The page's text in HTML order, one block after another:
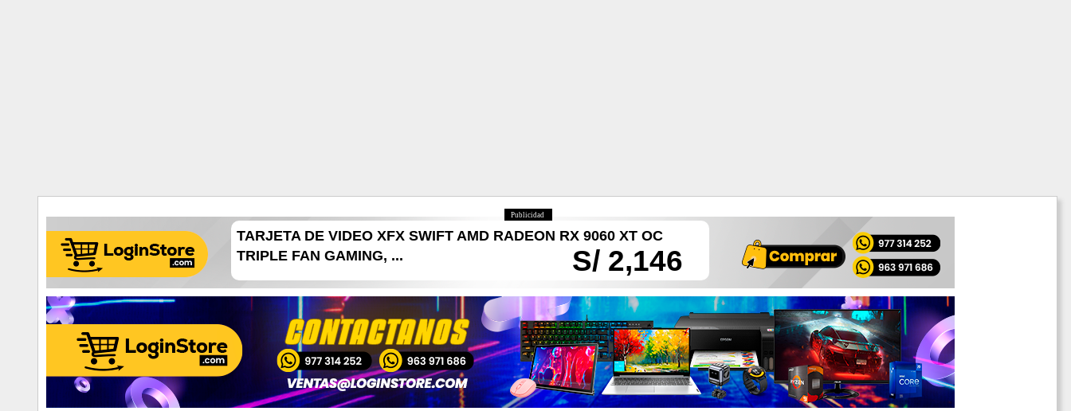
Publicidad
S/ 2,146
TARJETA DE VIDEO XFX SWIFT AMD RADEON RX 9060 XT OC
TRIPLE FAN GAMING, ...